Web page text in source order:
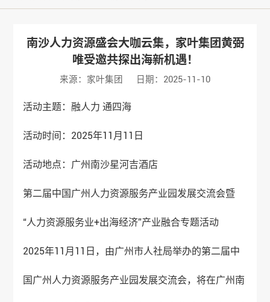
南沙人力资源盛会大咖云集，家叶集团黄弼
唯受邀共探出海新机遇！
来源：家叶集团 日期：2025-11-10
活动主题：融人力 通四海
活动时间：2025年11月11日
活动地点：广州南沙星河吉酒店
第二届中国广州人力资源服务产业园发展交流会暨
“人力资源服务业+出海经济”产业融合专题活动
2025年11月11日，由广州市人社局举办的第二届中
国广州人力资源服务产业园发展交流会，将在广州南